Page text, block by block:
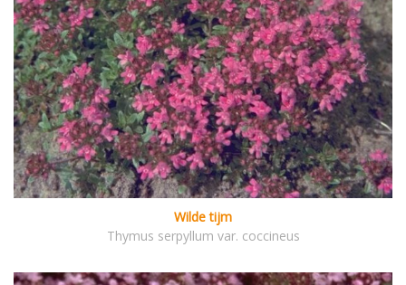
Wilde tijm
Thymus serpyllum var. coccineus